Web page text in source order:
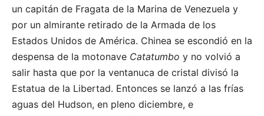
un capitán de Fragata de la Marina de Venezuela y
por un almirante retirado de la Armada de los
Estados Unidos de América. Chinea se escondió en la
despensa de la motonave Catatumbo y no volvió a
salir hasta que por la ventanuca de cristal divisó la
Estatua de la Libertad. Entonces se lanzó a las frías
aguas del Hudson, en pleno diciembre, e